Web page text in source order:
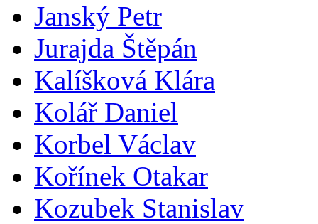
Janský Petr
Jurajda Štěpán
Kalíšková Klára
Kolář Daniel
Korbel Václav
Kořínek Otakar
Kozubek Stanislav